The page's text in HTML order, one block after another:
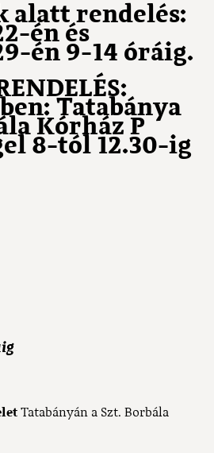
alatt rendelés:
én és
én 9-14 óráig.
Tatabánya
Kórház P
8-tól 12.30-ig
Tatabányán a Szt. Borbála